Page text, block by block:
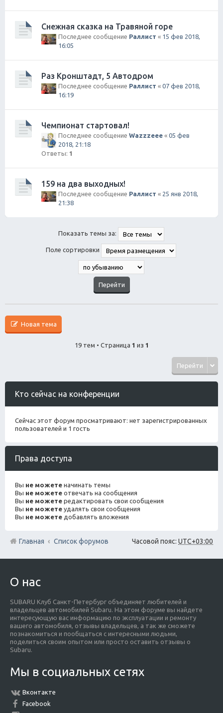
Снежная сказка на Травяной горе
Последнее сообщение Раллист « 15 фев 2018,
16:05
Раз Кронштадт, 5 Автодром
Последнее сообщение Раллист « 07 фев 2018,
16:19
Чемпионат стартовал!
Последнее сообщение Wazzzeee « 05 фев
2018, 21:18
Ответы: 1
159 на два выходных!
Последнее сообщение Раллист « 25 янв 2018,
21:38
Показать темы за:
Поле сортировки
Новая тема
19 тем • Страница 1 из 1
Перейти
Кто сейчас на конференции
Сейчас этот форум просматривают: нет зарегистрированных
пользователей и 1 гость
Права доступа
Вы не можете начинать темы
Вы не можете отвечать на сообщения
Вы не можете редактировать свои сообщения
Вы не можете удалять свои сообщения
Вы не можете добавлять вложения
Часовой пояс: UTC+03:00
Главная Список форумов
О нас
SUBARU Клуб Санкт-Петербург объединяет любителей и
владельцев автомобилей Subaru. На этом форуме вы найдете
интересующую вас информацию по эксплуатации и ремонту
вашего автомобиля, отзывы владельцев, а так же сможете
познакомиться и пообщаться с интересными людьми,
поделиться своим опытом или просто оставить отзывы о
Subaru.
Мы в социальных сетях
Вконтакте
Facebook